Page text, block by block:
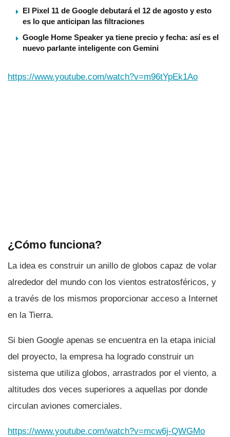
El Pixel 11 de Google debutará el 12 de agosto y esto
es lo que anticipan las filtraciones
Google Home Speaker ya tiene precio y fecha: así es el
nuevo parlante inteligente con Gemini
https://www.youtube.com/watch?v=m96tYpEk1Ao
¿Cómo funciona?
La idea es construir un anillo de globos capaz de volar
alrededor del mundo con los vientos estratosféricos, y
a través de los mismos proporcionar acceso a Internet
en la Tierra.
Si bien Google apenas se encuentra en la etapa inicial
del proyecto, la empresa ha logrado construir un
sistema que utiliza globos, arrastrados por el viento, a
altitudes dos veces superiores a aquellas por donde
circulan aviones comerciales.
https://www.youtube.com/watch?v=mcw6j-QWGMo